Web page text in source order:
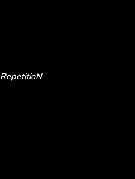
RepetitioN